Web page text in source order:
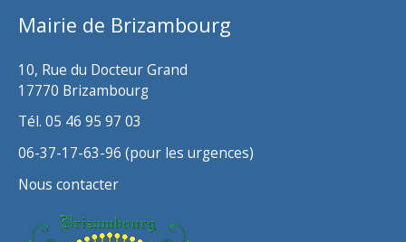
Mairie de Brizambourg
10, Rue du Docteur Grand
17770 Brizambourg
Tél. 05 46 95 97 03
06-37-17-63-96 (pour les urgences)
Nous contacter